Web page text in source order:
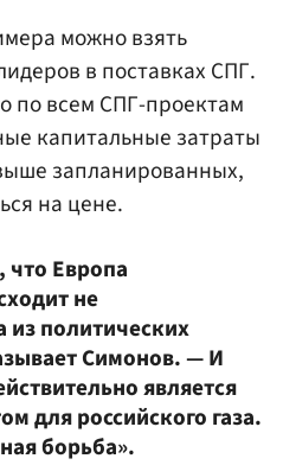
можно взять
в поставках СПГ.
по всем СПГ-проектам
капитальные затраты
запланированных,
на цене.
что Европа
не
из политических
Симонов. — И
является
для российского газа.
борьба».